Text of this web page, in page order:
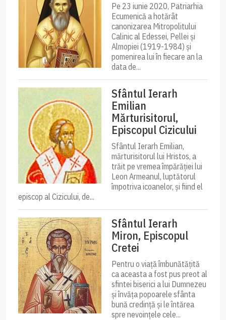
Pe 23 iunie 2020, Patriarhia
Ecumenică a hotărât
canonizarea Mitropolitului
Calinic al Edessei, Pellei și
Almopiei (1919-1984) și
pomenirea lui în fiecare an la
data de...
Sfântul Ierarh
Emilian
Mărturisitorul,
Episcopul Cizicului
Sfântul Ierarh Emilian,
mărturisitorul lui Hristos, a
trăit pe vremea împărăției lui
Leon Armeanul, luptătorul
împotriva icoanelor, și fiind el
episcop al Cizicului, de...
Sfântul Ierarh
Miron, Episcopul
Cretei
Pentru o viață îmbunătățită
ca aceasta a fost pus preot al
sfintei biserici a lui Dumnezeu
și învăța popoarele sfânta
bună credință și le întărea
spre nevoințele cele...